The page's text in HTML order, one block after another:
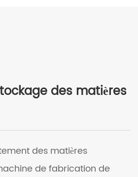
des matières
des matières
de fabrication de